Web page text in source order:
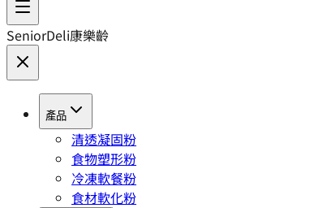
SeniorDeli康樂齡
產品
清透凝固粉
食物塑形粉
冷凍軟餐粉
食材軟化粉